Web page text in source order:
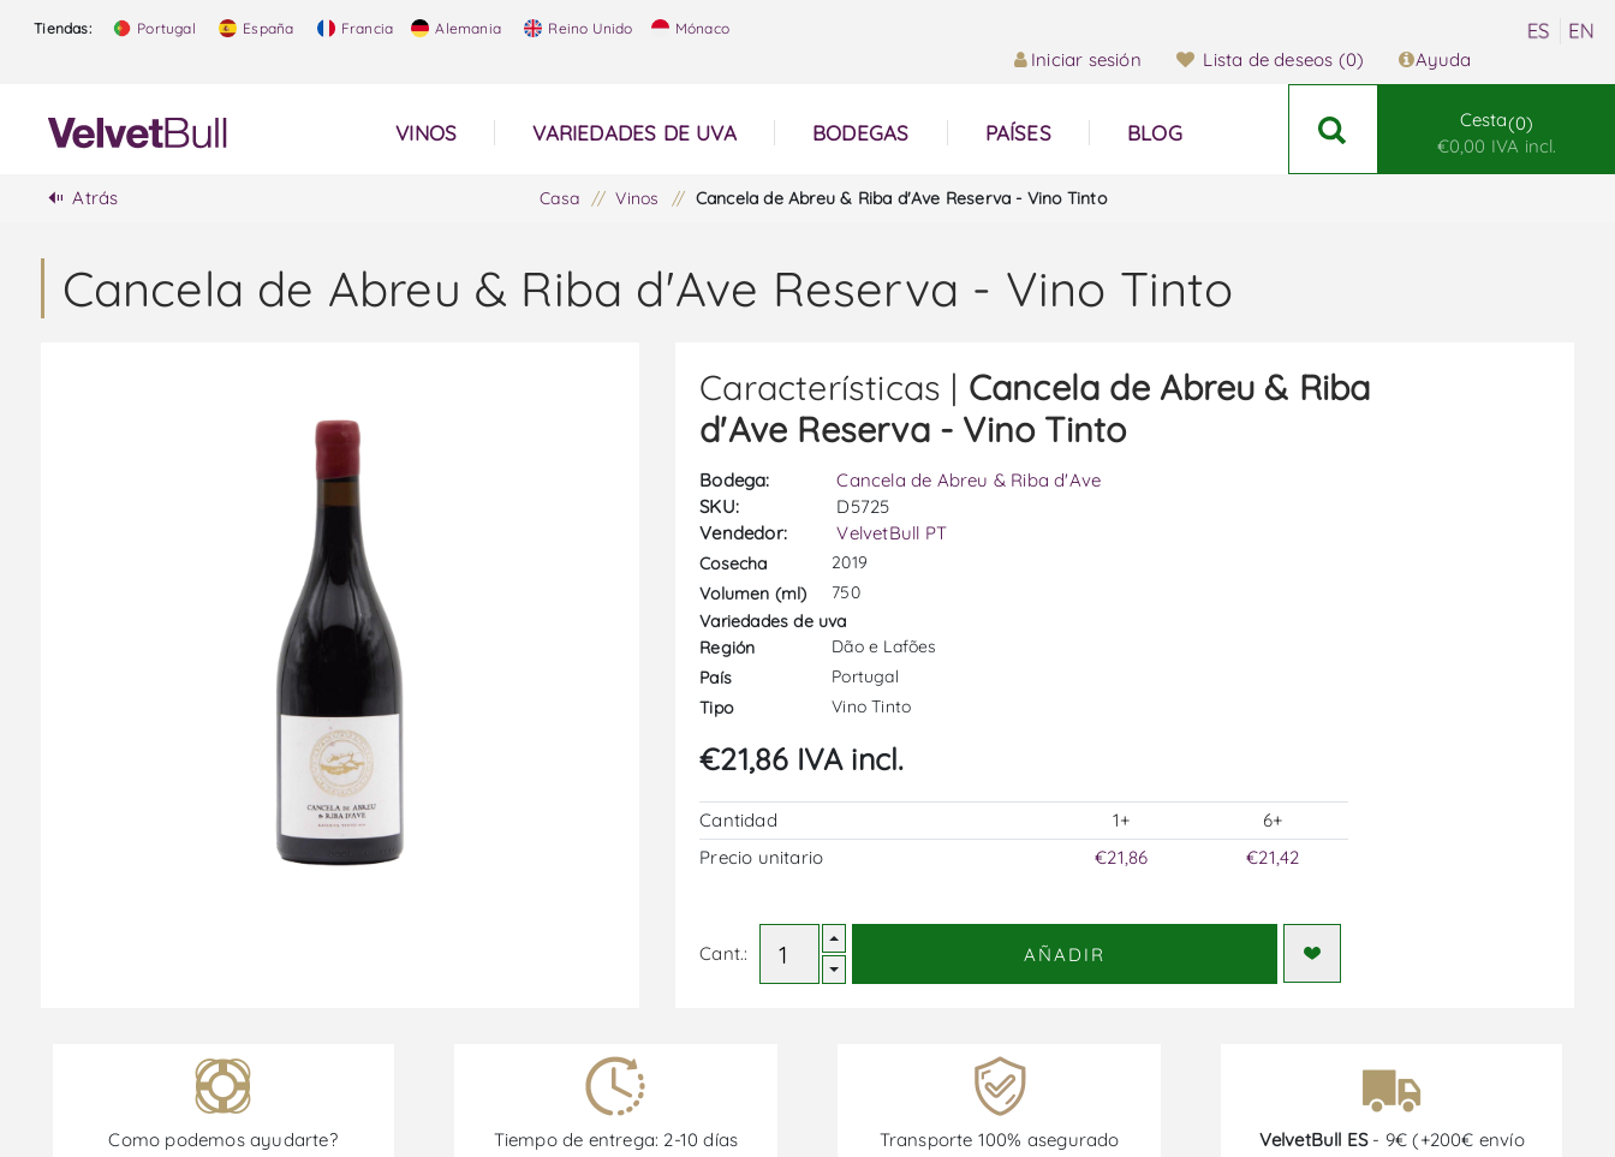
Tiendas: Portugal España Francia Alemania Reino Unido Mónaco
Iniciar sesión Lista de deseos (0) Ayuda
VINOS VARIEDADES DE UVA BODEGAS PAÍSES BLOG
Cesta 0
€0,00 IVA incl.
Atrás Casa / Vinos / Cancela de Abreu & Riba d'Ave Reserva - Vino Tinto
Cancela de Abreu & Riba d'Ave Reserva - Vino Tinto
Características | Cancela de Abreu & Riba
d'Ave Reserva - Vino Tinto
Bodega:
Cancela de Abreu & Riba d'Ave
SKU:
D5725
Vendedor:
VelvetBull PT
Cosecha
2019
Volumen (ml)
750
Variedades de uva
Región
Dão e Lafões
País
Portugal
Tipo
Vino Tinto
€21,86 IVA incl.
Cantidad 1+
6+
Precio unitario
€21,86 €21,42
Cant.: AÑADIR
Como podemos ayudarte?
Tiempo de entrega: 2-10 días
Transporte 100% asegurado
VelvetBull ES- 9€ (+200€ envío